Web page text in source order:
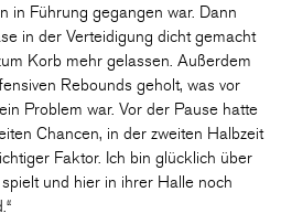
in Führung gegangen war. Dann
in der Verteidigung dicht gemacht
Korb mehr gelassen. Außerdem
Rebounds geholt, was vor
Problem war. Vor der Pause hatte
Chancen, in der zweiten Halbzeit
Faktor. Ich bin glücklich über
und hier in ihrer Halle noch